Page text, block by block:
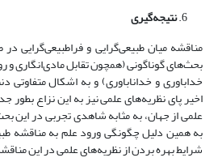
نتیجه‌گیری
مناقشه میان ‌طبیعی‌گرایی و فرا‌طبیعی‌گرایی
بحث‌‌های گوناگونی (همچون تقابل مادی‌انگاری و
خداباوری و خداناباوری) و به اشکال
اخیر پای نظریه‌‌های علمی نیز به این نزاع
علمی از جهان، به مثابه شاهدی تجربی در این
به همین دلیل چگونگی ورود علم به مناقشه
شرایط بهره بردن از نظریه‌‌های علمی در این